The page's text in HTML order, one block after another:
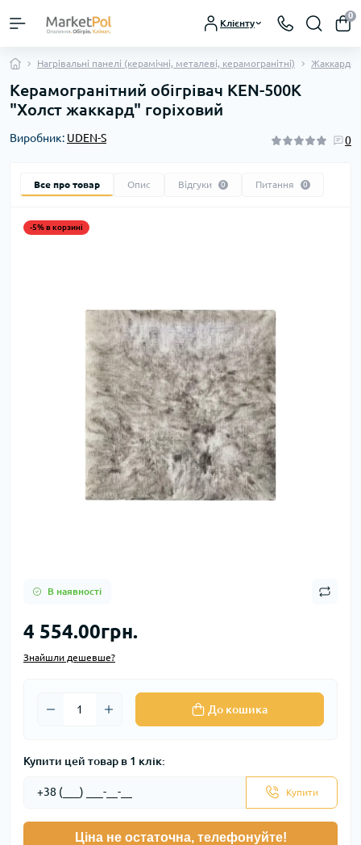
Клієнту
0
Нагрівальні панелі (керамічні, металеві, керамогранітні)
Керамогранітний обігрівач KEN-500К
"Холст жаккард" горіховий
Виробник: UDEN-S 0
Все про товар Опис Відгуки 0 Питання 0
-5% в корзині
В наявності
4 554.00грн.
Знайшли дешевше?
До кошика
Купити цей товар в 1 клік:
Купити
Ціна не остаточна, телефонуйте!